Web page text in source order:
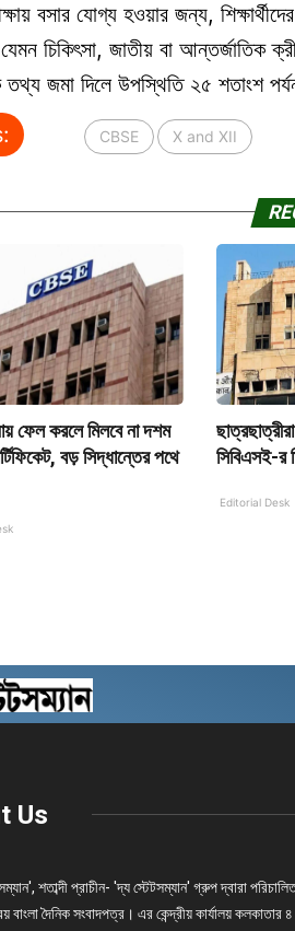
বসার যোগ্য হওয়ার জন্য,
চিকিৎসা, জাতীয় বা আন্তর্জাতিক
তথ্য জমা দিলে উপস্থিতি ২৫ শতাংশ
CBSE X and XII
ফেল করলে মিলবে না দশম
বড় সিদ্ধান্তের পথে
সিবিএসই-র
Editorial Desk
Us
শতাব্দী প্রাচীন- 'দ্য স্টেটসম্যান' গ্রুপ দ্বারা
বাংলা দৈনিক সংবাদপত্র। এর কেন্দ্রীয় কার্যালয় কলকাতার